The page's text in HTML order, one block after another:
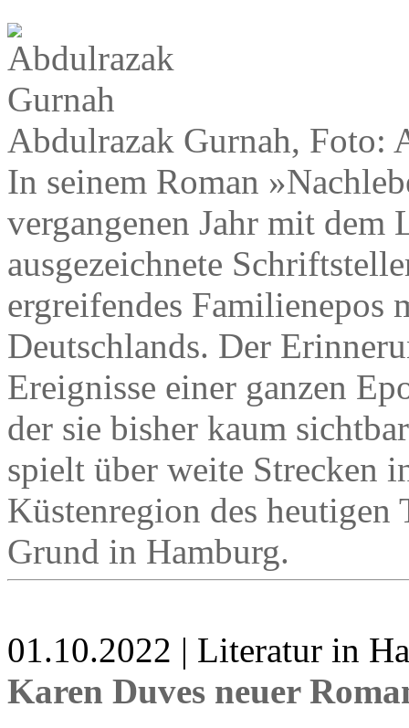
Abdulrazak Gurnah, Foto:
In seinem Roman
vergangenen Jahr mit dem
ausgezeichnete
ergreifendes Familienepos
Deutschlands. Der
Ereignisse einer ganzen
der sie bisher kaum
spielt über weite Strecken
Küstenregion des heutigen
Grund in Hamburg.
01.10.2022 | Literatur in
Karen Duves neuer